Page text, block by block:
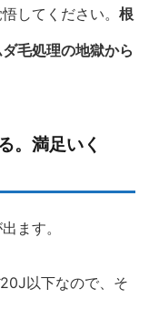
してください。 根
毛処理の地獄から
。満足いく
ます。
以下なので、そ